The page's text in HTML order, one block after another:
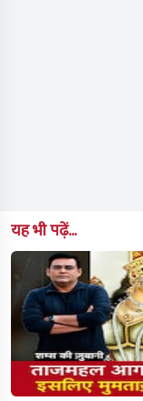
यह भी पढ़ें...